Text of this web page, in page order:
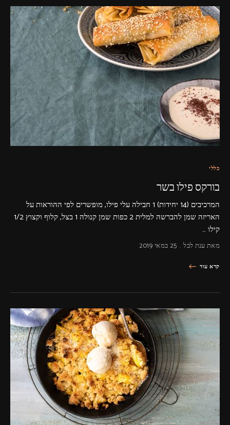
כללי
בורקס פילו בשר
המרכיבים (14 יחידות) 1 חבילה עלי פילו, מופשרים לפי ההוראות על
האריזה שמן להברשה למלית 2 כפות שמן קנולה 1 בצל, קלוף וקצוץ 1/2
קילו …
מאתענת לבל 25 במאי 2019
קרא עוד